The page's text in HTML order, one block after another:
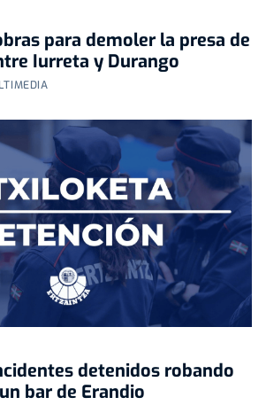
para demoler la presa de
Iurreta y Durango
detenidos robando
bar de Erandio